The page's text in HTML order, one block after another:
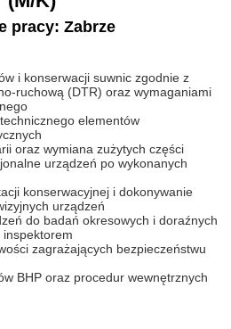
pracy: Zabrze
i konserwacji suwnic zgodnie z
ruchową (DTR) oraz wymaganiami
elementów
oraz wymiana zużytych części
urządzeń po wykonanych
konserwacyjnej i dokonywanie
urządzeń
do badań okresowych i doraźnych
inspektorem
zagrażających bezpieczeństwu
BHP oraz procedur wewnętrznych